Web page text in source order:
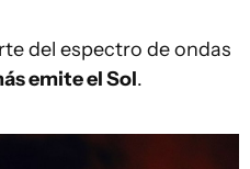
del espectro de ondas
emite el Sol.